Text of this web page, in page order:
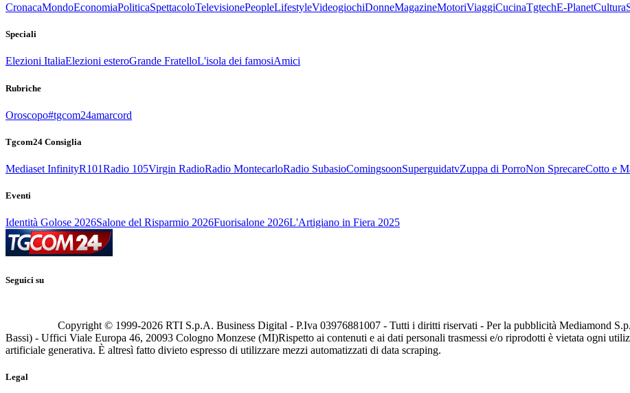
CronacaMondoEconomiaPoliticaSpettacoloTelevisionePeopleLifestyleVideogiochiDonneMagazineMotoriViaggiCucinaTgtechE-PlanetCultura
Speciali
Elezioni ItaliaElezioni esteroGrande FratelloL'isola dei famosiAmici
Rubriche
Oroscopo#tgcom24amarcord
Tgcom24 Consiglia
Mediaset InfinityR101Radio 105Virgin RadioRadio MontecarloRadio SubasioComingsoonSuperguidatvZuppa di PorroNon SprecareCotto e
Eventi
Identità Golose 2026Salone del Risparmio 2026Fuorisalone 2026L'Artigiano in Fiera 2025
Seguici su
Copyright © 1999-2026 RTI S.p.A. Business Digital - P.Iva 03976881007 - Tutti i diritti riservati - Per la pubblicità Mediamond
Bassi) - Uffici Viale Europa 46, 20093 Cologno Monzese (MI)Rispetto ai contenuti e ai dati personali trasmessi e/o riprodotti è vietata ogni
artificiale generativa. È altresì fatto divieto espresso di utilizzare mezzi automatizzati di data scraping.
Legal